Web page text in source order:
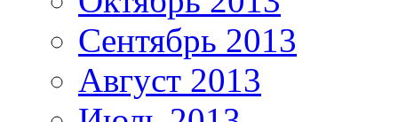
Сентябрь 2013
Август 2013